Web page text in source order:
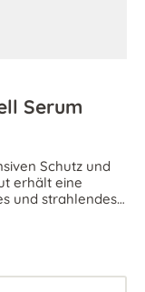
Serum
Schutz und
erhält eine
und strahlendes